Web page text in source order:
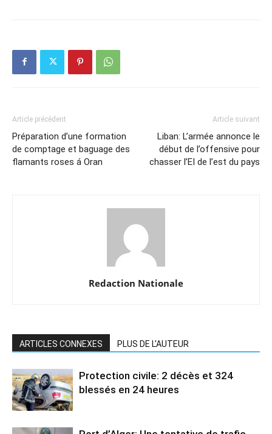
Article précédent
Préparation d’une formation
de comptage et baguage des
flamants roses á Oran
Article suivant
Liban: L’armée annonce le
début de l’offensive pour
chasser l’EI de l’est du pays
Redaction Nationale
ARTICLES CONNEXES PLUS DE L'AUTEUR
Protection civile: 2 décès et 324
blessés en 24 heures